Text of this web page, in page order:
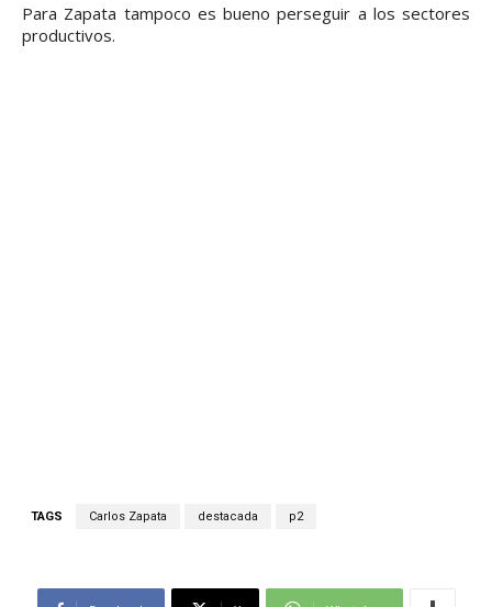
Para Zapata tampoco es bueno perseguir a los sectores
productivos.
TAGS Carlos Zapata destacada p2